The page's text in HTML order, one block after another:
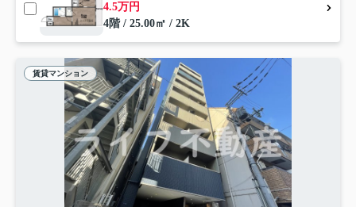
4.5万円
4階 / 25.00㎡ / 2K
賃貸マンション